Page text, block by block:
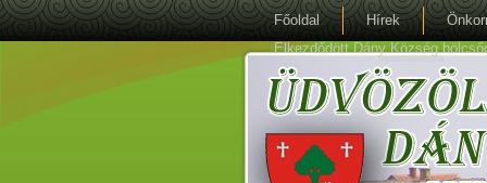
Főoldal Hírek
Elkezdődött Dány Község